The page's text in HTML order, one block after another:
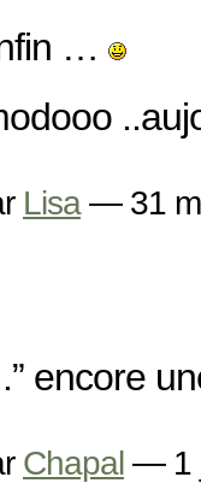
…
Lisa— 31
Chapal — 1